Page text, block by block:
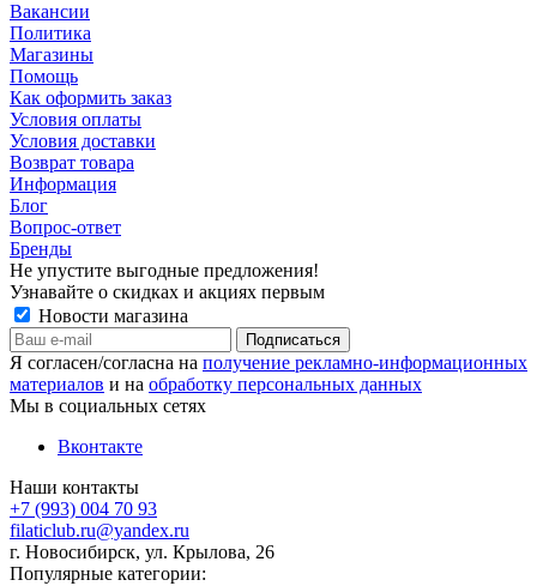
Вакансии
Политика
Магазины
Помощь
Как оформить заказ
Условия оплаты
Условия доставки
Возврат товара
Информация
Блог
Вопрос-ответ
Бренды
Не упустите выгодные предложения!
Узнавайте о скидках и акциях первым
Новости магазина
Я согласен/согласна на получение рекламно-информационных
материалов и на обработку персональных данных
Мы в социальных сетях
Вконтакте
Наши контакты
+7 (993) 004 70 93
filaticlub.ru@yandex.ru
г. Новосибирск, ул. Крылова, 26
Популярные категории: